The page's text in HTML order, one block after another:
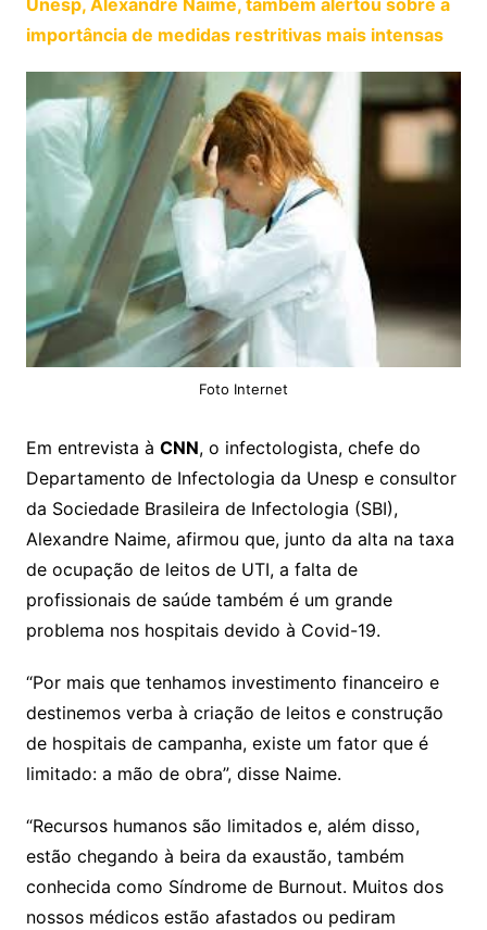
Unesp, Alexandre Naime, também alertou sobre a
importância de medidas restritivas mais intensas
Foto Internet
Em entrevista à CNN, o infectologista, chefe do
Departamento de Infectologia da Unesp e consultor
da Sociedade Brasileira de Infectologia (SBI),
Alexandre Naime, afirmou que, junto da alta na taxa
de ocupação de leitos de UTI, a falta de
profissionais de saúde também é um grande
problema nos hospitais devido à Covid-19.
“Por mais que tenhamos investimento financeiro e
destinemos verba à criação de leitos e construção
de hospitais de campanha, existe um fator que é
limitado: a mão de obra”, disse Naime.
“Recursos humanos são limitados e, além disso,
estão chegando à beira da exaustão, também
conhecida como Síndrome de Burnout. Muitos dos
nossos médicos estão afastados ou pediram